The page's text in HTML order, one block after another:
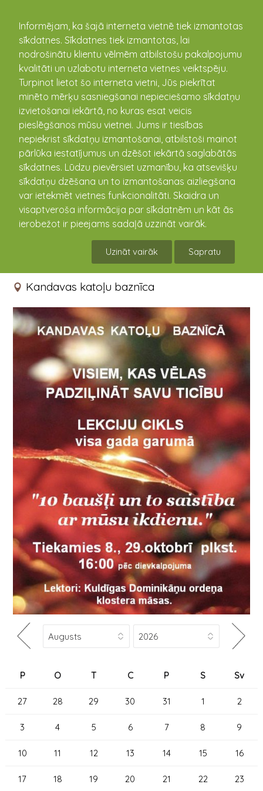
Informējam, ka šajā interneta vietnē tiek izmantotas
sīkdatnes. Sīkdatnes tiek izmantotas, lai
nodrošinātu klientu vēlmēm atbilstošu pakalpojumu
kvalitāti un uzlabotu interneta vietnes veiktspēju.
Turpinot lietot šo interneta vietni, Jūs piekrītat
minēto mērķu sasniegšanai nepieciešamo sīkdatņu
izvietošanai iekārtā, no kuras esat veicis
pieslēgšanos mūsu vietnei. Jums ir tiesības
nepiekrist sīkdatņu izmantošanai, atbilstoši mainot
pārlūka iestatījumus un dzēšot iekārtā saglabātās
sīkdatnes. Lūdzu pievērsiet uzmanību, ka atsevišķu
sīkdatņu dzēšana un to izmantošanas aizliegšana
var ietekmēt vietnes funkcionalitāti. Skaidra un
visaptveroša informācija par sīkdatnēm un kāt ās
ierobežot ir pieejams sadaļā uzzināt vairāk.
Uzināt vairāk Sapratu
kandava.lv
PASĀKUMU
KALENDĀRS
Lekciju cikls "10 baušļi un to
saistība ar mūsu ikdienu"
29.10.2017 16:00
Kandavas katoļu baznīca
P O T C P S Sv
27 28 29 30 31 1 2
3 4 5 6 7 8 9
10 11 12 13 14 15 16
17 18 19 20 21 22 23